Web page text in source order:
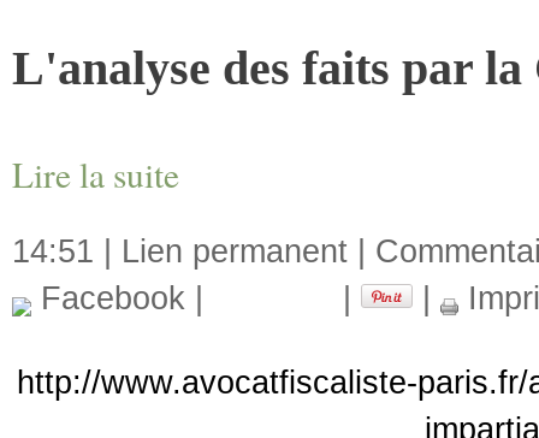
L'analyse des faits par
Lire la suite
14:51 | Lien permanent
Facebook
http://www.avocatfiscaliste-